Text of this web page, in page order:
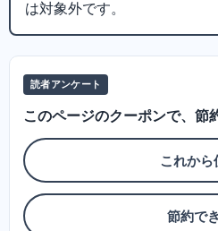
は対象外です。
読者アンケート
このページのクーポンで、節
これから
節約で